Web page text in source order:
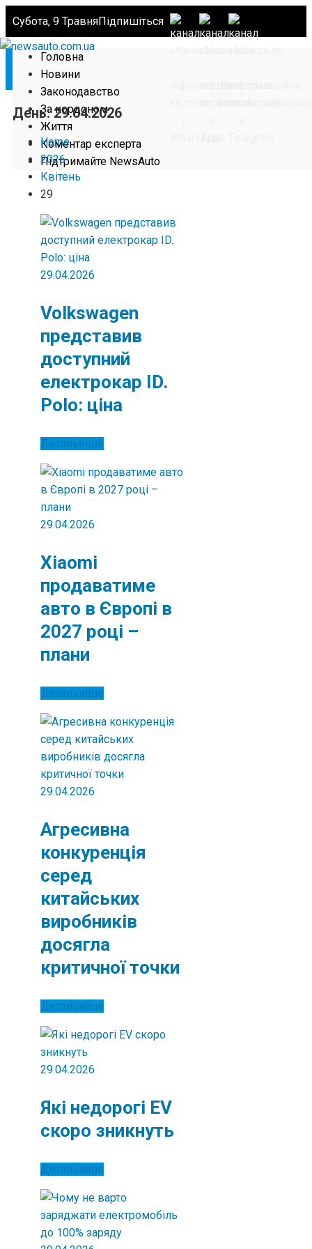
Субота, 9 ТравняПідпишіться
Головна
Новини
Законодавство
За кордоном
Життя
Коментар експерта
Підтримайте NewsAuto
День:29.04.2026
Home
2026
Квітень
29
29.04.2026
Volkswagen
представив
доступний
електрокар ID.
Polo: ціна
Детальніше
29.04.2026
Xiaomi
продаватиме
авто в Європі в
2027 році –
плани
Детальніше
29.04.2026
Агресивна
конкуренція
серед
китайських
виробників
досягла
критичної точки
Детальніше
29.04.2026
Які недорогі EV
скоро зникнуть
Детальніше